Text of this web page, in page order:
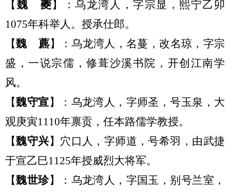
【 魏 夔】：乌龙湾 人，字宗显，熙宁乙卯
1075年科举人。 授承仕郎。
【魏 藨】：乌龙湾人，名蔓，改名琼，字宗
盛，一说宗儒，修葺沙溪书院，开创江南学
风。
【魏守宣】：乌龙湾人， 字师圣，号玉泉，大
观庚寅1110年禀贡，任本路儒学教授。
【魏守兴】穴口 人， 字师道，号希羽，由武捷
于宣乙巳1125年授威烈大将军。
【魏世珍】： 乌龙湾人， 字国玉，别号兰室，